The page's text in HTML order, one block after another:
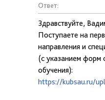
Ответ:
Здравствуйте,
Поступаете на
направления и
(с указанием форм
обучения):
https://kubsau.ru/